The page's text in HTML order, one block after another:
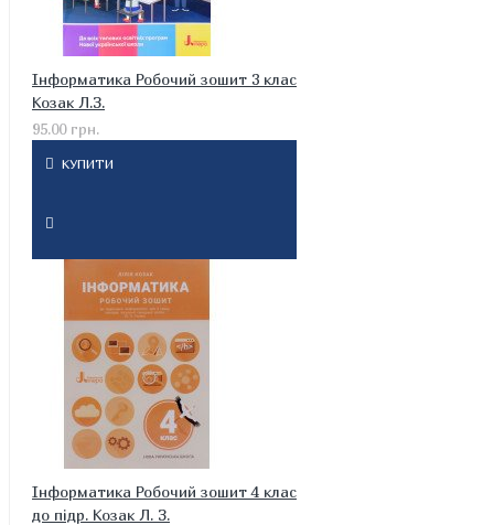
Інформатика Робочий зошит 3 клас
Козак Л.З.
95.00 грн.
КУПИТИ
Інформатика Робочий зошит 4 клас
до підр. Козак Л. З.